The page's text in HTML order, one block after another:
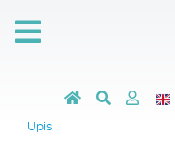
Upis